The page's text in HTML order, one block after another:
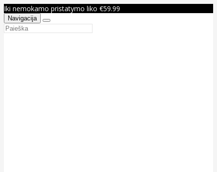
Iki nemokamo pristatymo liko €59.99
Navigacija